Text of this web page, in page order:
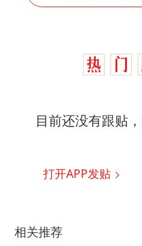
目前还没有跟贴
打开APP发贴
相关推荐